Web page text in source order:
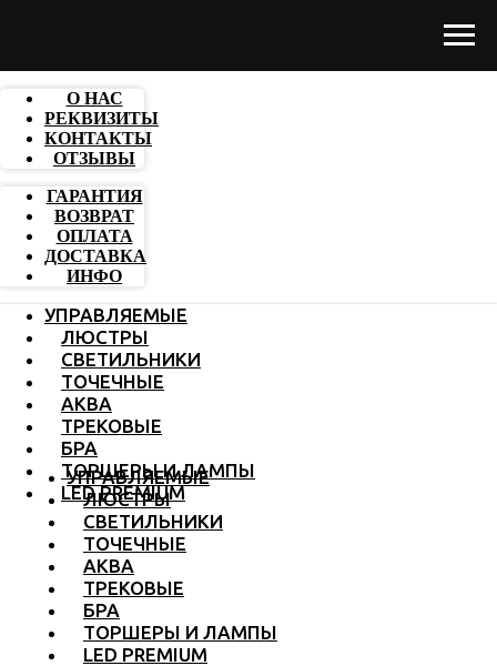
О НАС
РЕКВИЗИТЫ
КОНТАКТЫ
ОТЗЫВЫ
ГАРАНТИЯ
ВОЗВРАТ
ОПЛАТА
ДОСТАВКА
ИНФО
УПРАВЛЯЕМЫЕ
ЛЮСТРЫ
СВЕТИЛЬНИКИ
ТОЧЕЧНЫЕ
АКВА
ТРЕКОВЫЕ
БРА
ТОРШЕРЫ И ЛАМПЫ
LED PREMIUM
УПРАВЛЯЕМЫЕ
ЛЮСТРЫ
СВЕТИЛЬНИКИ
ТОЧЕЧНЫЕ
АКВА
ТРЕКОВЫЕ
БРА
ТОРШЕРЫ И ЛАМПЫ
LED PREMIUM